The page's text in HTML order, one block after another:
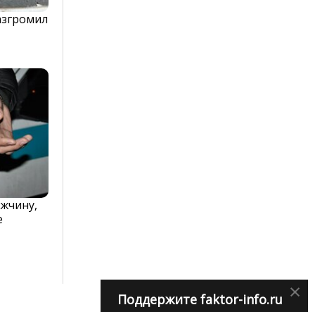
×
Поддержите faktor-info.ru